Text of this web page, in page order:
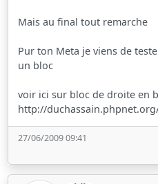
Mais au final tout remarche
Pur ton Meta je viens de
un bloc
voir ici sur bloc de droite en
http://
27/06/2009 09:41